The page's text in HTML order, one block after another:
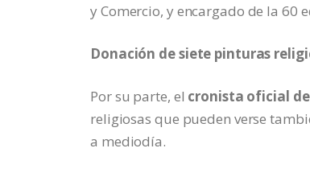
y Comercio, y encargado de la 60
Donación de siete pinturas
Por su parte, el cronista oficial
religiosas que pueden verse
a mediodía.